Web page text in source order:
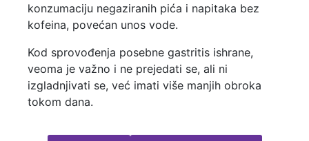
konzumaciju negaziranih pića i napitaka bez
kofeina, povećan unos vode.
Kod sprovođenja posebne gastritis ishrane,
veoma je važno i ne prejedati se, ali ni
izgladnjivati se, već imati više manjih obroka
tokom dana.